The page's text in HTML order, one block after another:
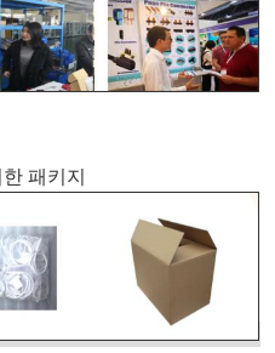
패키지